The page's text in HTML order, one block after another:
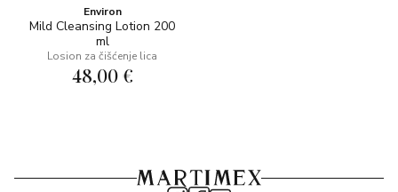
Environ
Mild Cleansing Lotion 200
ml
Losion za čišćenje lica
48,00 €